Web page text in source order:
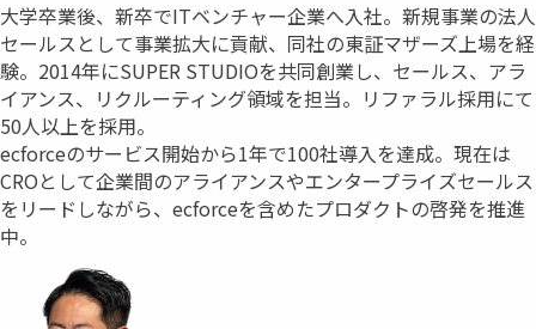
大学卒業後、新卒でITベンチャー企業へ入社。新規事業の法人
セールスとして事業拡大に貢献、同社の東証マザーズ上場を経
験。2014年にSUPER STUDIOを共同創業し、セールス、アラ
イアンス、リクルーティング領域を担当。リファラル採用にて
50人以上を採用。
ecforceのサービス開始から1年で100社導入を達成。現在は
CROとして企業間のアライアンスやエンタープライズセールス
をリードしながら、ecforceを含めたプロダクトの啓発を推進
中。